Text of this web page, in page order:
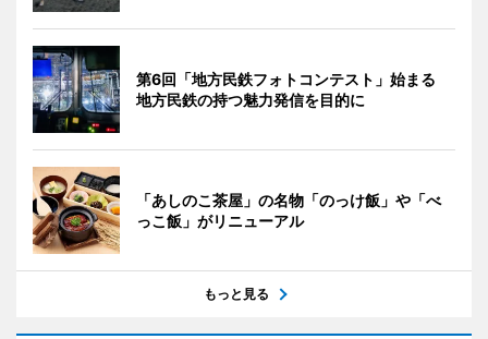
第6回「地方民鉄フォトコンテスト」始まる
地方民鉄の持つ魅力発信を目的に
「あしのこ茶屋」の名物「のっけ飯」や「べ
っこ飯」がリニューアル
もっと見る